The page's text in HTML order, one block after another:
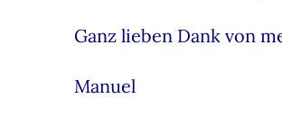
Ganz lieben Dank von
Manuel